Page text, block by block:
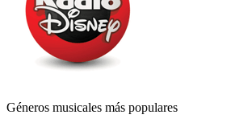
Géneros musicales más populares